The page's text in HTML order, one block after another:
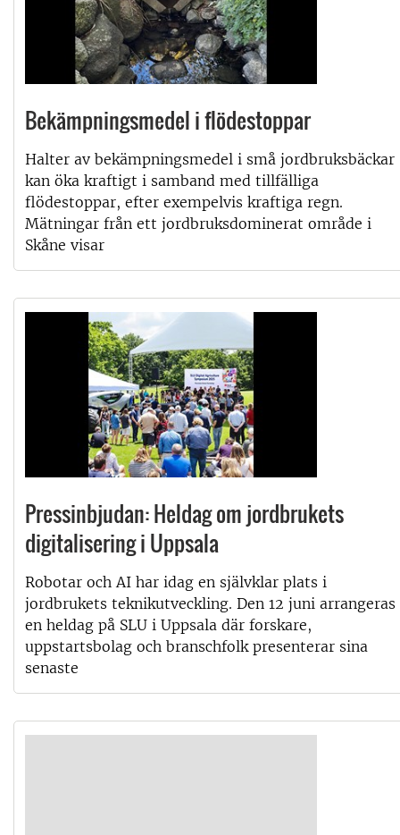
Bekämpningsmedel i flödestoppar
Halter av bekämpningsmedel i små jordbruksbäckar
kan öka kraftigt i samband med tillfälliga
flödestoppar, efter exempelvis kraftiga regn.
Mätningar från ett jordbruksdominerat område i
Skåne visar
Pressinbjudan: Heldag om jordbrukets
digitalisering i Uppsala
Robotar och AI har idag en självklar plats i
jordbrukets teknikutveckling. Den 12 juni arrangeras
en heldag på SLU i Uppsala där forskare,
uppstartsbolag och branschfolk presenterar sina
senaste